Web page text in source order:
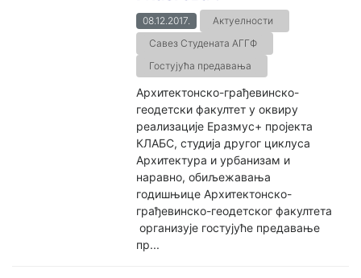
08.12.2017.
Актуелности
Савез Студената АГГФ
Гостујућа предавања
Архитектонско-грађевинско-
геодетски факултет у оквиру
реализације Еразмус+ пројекта
КЛАБС, студија другог циклуса
Архитектура и урбанизам и
наравно, обиљежавања
годишњице Архитектонско-
грађевинско-геодетског факултета
организује гостујуће предавање
пр...